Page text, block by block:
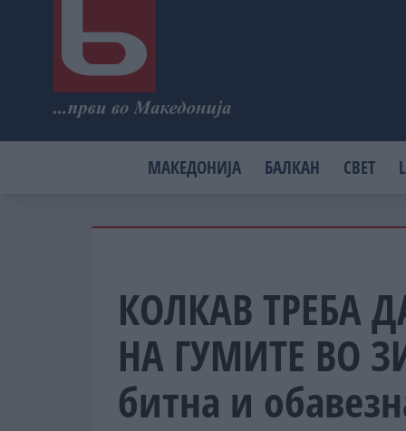
МАКЕДОНИЈА БАЛКАН СВЕТ
КОЛКАВ ТРЕБА
НА ГУМИТЕ ВО
битна и